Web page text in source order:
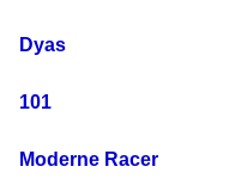
Dyas
101
Moderne Racer